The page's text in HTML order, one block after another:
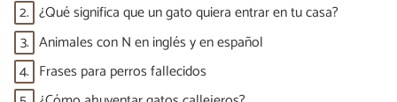
2. ¿Qué significa que un gato quiera entrar en tu casa?
3. Animales con N en inglés y en español
4. Frases para perros fallecidos